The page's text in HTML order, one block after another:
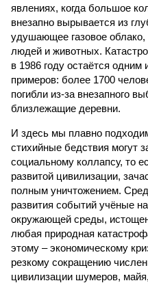
явлениях, когда большое
внезапно вырывается из
удушающее газовое облако,
людей и животных.
в 1986 году остаётся
примеров: более 1700
погибли из-за внезапного
близлежащие деревни.
И здесь мы плавно
стихийные бедствия могут
социальному коллапсу, то
развитой цивилизации,
полным уничтожением.
развития событий учёные
окружающей среды,
любая природная
этому – экономическому
резкому сокращению
цивилизации шумеров,